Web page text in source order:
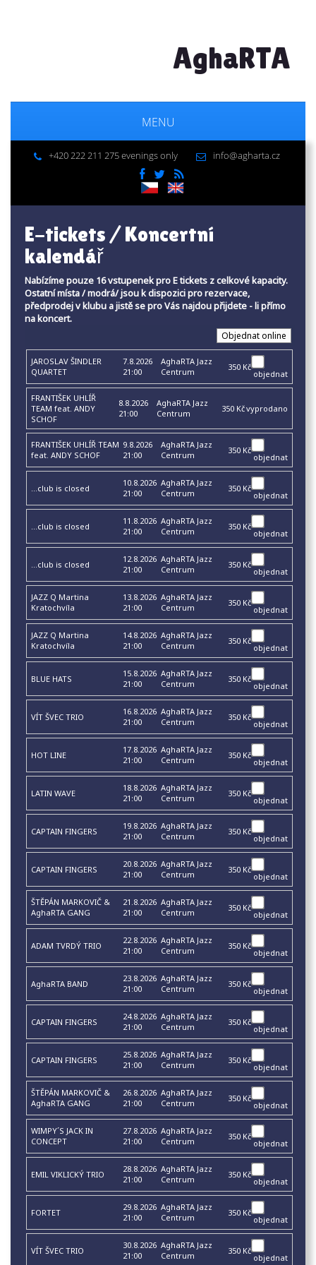
AghaRTA
MENU
+420 222 211 275 evenings only info@agharta.cz
E-tickets / Koncertní
kalendář
Nabízíme pouze 16 vstupenek pro E tickets z celkové kapacity.
Ostatní místa / modrá/ jsou k dispozici pro rezervace,
předprodej v klubu a jistě se pro Vás najdou přijdete - li přímo
na koncert.
JAROSLAV ŠINDLER
QUARTET
7.8.2026
21:00
AghaRTA Jazz
Centrum
350 Kč
objednat
FRANTIŠEK UHLÍŘ
TEAM feat. ANDY
SCHOF
8.8.2026
21:00
AghaRTA Jazz
Centrum
350 Kčvyprodano
FRANTIŠEK UHLÍŘ TEAM
feat. ANDY SCHOF
9.8.2026
21:00
AghaRTA Jazz
Centrum
350 Kč
objednat
...club is closed
10.8.2026
21:00
AghaRTA Jazz
Centrum
350 Kč
objednat
...club is closed
11.8.2026
21:00
AghaRTA Jazz
Centrum
350 Kč
objednat
...club is closed
12.8.2026
21:00
AghaRTA Jazz
Centrum
350 Kč
objednat
JAZZ Q Martina
Kratochvíla
13.8.2026
21:00
AghaRTA Jazz
Centrum
350 Kč
objednat
JAZZ Q Martina
Kratochvíla
14.8.2026
21:00
AghaRTA Jazz
Centrum
350 Kč
objednat
BLUE HATS
15.8.2026
21:00
AghaRTA Jazz
Centrum
350 Kč
objednat
VÍT ŠVEC TRIO
16.8.2026
21:00
AghaRTA Jazz
Centrum
350 Kč
objednat
HOT LINE
17.8.2026
21:00
AghaRTA Jazz
Centrum
350 Kč
objednat
LATIN WAVE
18.8.2026
21:00
AghaRTA Jazz
Centrum
350 Kč
objednat
CAPTAIN FINGERS
19.8.2026
21:00
AghaRTA Jazz
Centrum
350 Kč
objednat
CAPTAIN FINGERS
20.8.2026
21:00
AghaRTA Jazz
Centrum
350 Kč
objednat
ŠTĚPÁN MARKOVIČ &
AghaRTA GANG
21.8.2026
21:00
AghaRTA Jazz
Centrum
350 Kč
objednat
ADAM TVRDÝ TRIO
22.8.2026
21:00
AghaRTA Jazz
Centrum
350 Kč
objednat
AghaRTA BAND
23.8.2026
21:00
AghaRTA Jazz
Centrum
350 Kč
objednat
CAPTAIN FINGERS
24.8.2026
21:00
AghaRTA Jazz
Centrum
350 Kč
objednat
CAPTAIN FINGERS
25.8.2026
21:00
AghaRTA Jazz
Centrum
350 Kč
objednat
ŠTĚPÁN MARKOVIČ &
AghaRTA GANG
26.8.2026
21:00
AghaRTA Jazz
Centrum
350 Kč
objednat
WIMPY´S JACK IN
CONCEPT
27.8.2026
21:00
AghaRTA Jazz
Centrum
350 Kč
objednat
EMIL VIKLICKÝ TRIO
28.8.2026
21:00
AghaRTA Jazz
Centrum
350 Kč
objednat
FORTET
29.8.2026
21:00
AghaRTA Jazz
Centrum
350 Kč
objednat
VÍT ŠVEC TRIO
30.8.2026
21:00
AghaRTA Jazz
Centrum
350 Kč
objednat